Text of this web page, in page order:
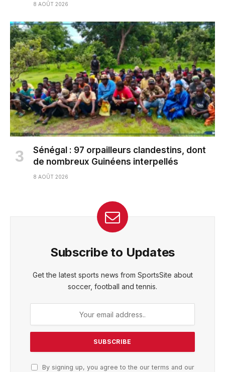
8 AOÛT 2026
Sénégal : 97 orpailleurs clandestins, dont
de nombreux Guinéens interpellés
8 AOÛT 2026
Subscribe to Updates
Get the latest sports news from SportsSite about
soccer, football and tennis.
By signing up, you agree to the our terms and our